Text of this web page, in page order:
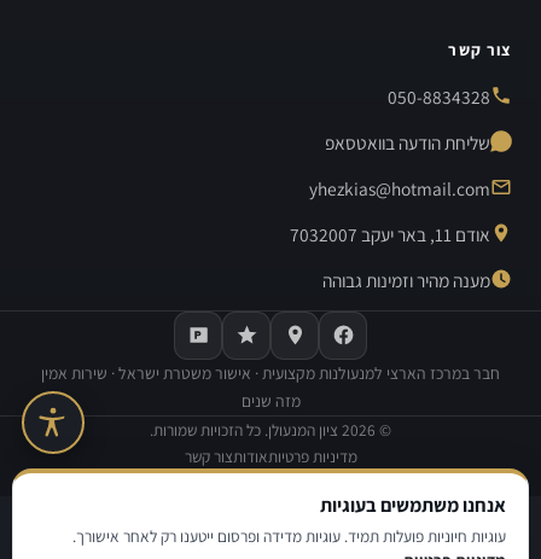
צור קשר
050-8834328
שליחת הודעה בוואטסאפ
yhezkias@hotmail.com
אודם 11, באר יעקב 7032007
מענה מהיר וזמינות גבוהה
חבר במרכז הארצי למנעולנות מקצועית · אישור משטרת ישראל · שירות אמין
מזה שנים
©
2026 ציון המנעולן. כל הזכויות שמורות.
מדיניות פרטיותאודותצור קשר
מדיניות פרטיות | תנאי שימוש | הצהרת נגישות
אנחנו משתמשים בעוגיות
עוגיות חיוניות פועלות תמיד. עוגיות מדידה ופרסום ייטענו רק לאחר אישורך.